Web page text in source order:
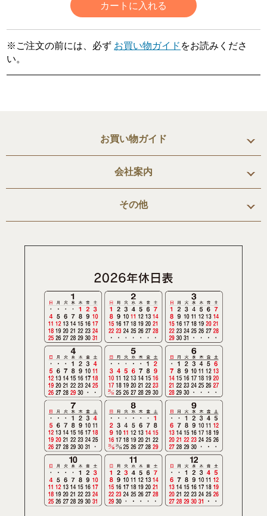
カートに入れる
※ご注文の前には、必ず お買い物ガイド をお読みくださ
い。
お買い物ガイド
会社案内
その他